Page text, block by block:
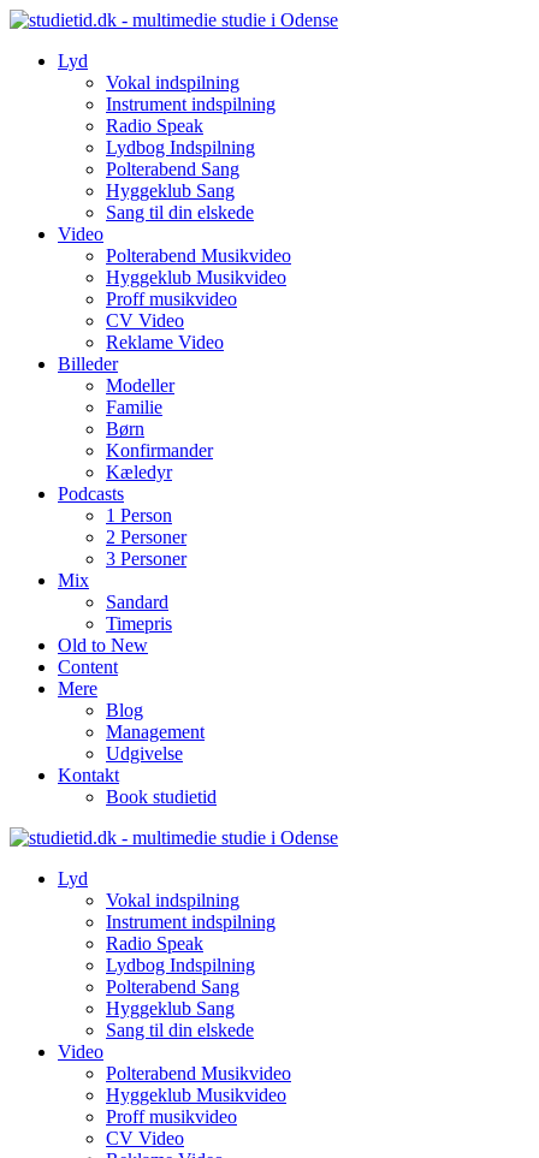
Skip
contentLyd
Vokal indspilning
Instrument indspilning
Radio Speak
Lydbog Indspilning
Polterabend Sang
Hyggeklub Sang
Sang til din elskede
Video
Polterabend Musikvideo
Hyggeklub Musikvideo
Proff musikvideo
CV Video
Reklame Video
Billeder
Modeller
Familie
Børn
Konfirmander
Kæledyr
Podcasts
1 Person
2 Personer
3 Personer
Mix
Sandard
Timepris
Old to New
Content
Mere
Blog
Management
Udgivelse
Kontakt
Book studietid
Lyd
Vokal indspilning
Instrument indspilning
Radio Speak
Lydbog Indspilning
Polterabend Sang
Hyggeklub Sang
Sang til din elskede
Video
Polterabend Musikvideo
Hyggeklub Musikvideo
Proff musikvideo
CV Video